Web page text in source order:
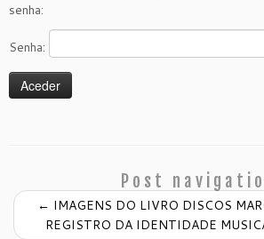
senha:
Senha:
Post
← IMAGENS DO LIVRO DISCOS
REGISTRO DA IDENTIDADE